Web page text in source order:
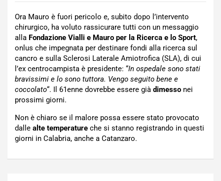
Ora Mauro è fuori pericolo e, subito dopo l’intervento
chirurgico, ha voluto rassicurare tutti con un messaggio
alla Fondazione Vialli e Mauro per la Ricerca e lo Sport,
onlus che impegnata per destinare fondi alla ricerca sul
cancro e sulla Sclerosi Laterale Amiotrofica (SLA), di cui
l’ex centrocampista è presidente: “In ospedale sono stati
bravissimi e lo sono tuttora. Vengo seguito bene e
coccolato“. Il 61enne dovrebbe essere già dimesso nei
prossimi giorni.
Non è chiaro se il malore possa essere stato provocato
dalle alte temperature che si stanno registrando in questi
giorni in Calabria, anche a Catanzaro.